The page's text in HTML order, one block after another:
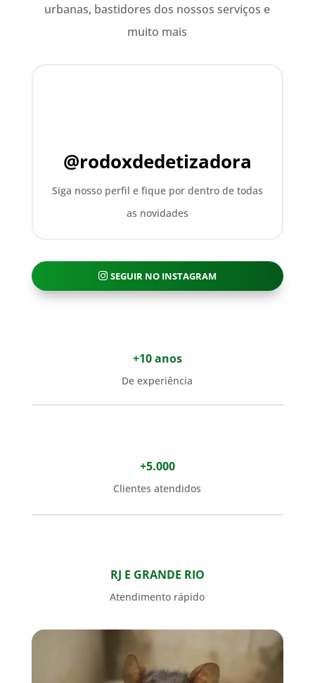
urbanas, bastidores dos nossos serviços e
muito mais
@rodoxdedetizadora
Siga nosso perfil e fique por dentro de todas
as novidades
SEGUIR NO INSTAGRAM
+10 anos
De experiência
+5.000
Clientes atendidos
RJ E GRANDE RIO
Atendimento rápido